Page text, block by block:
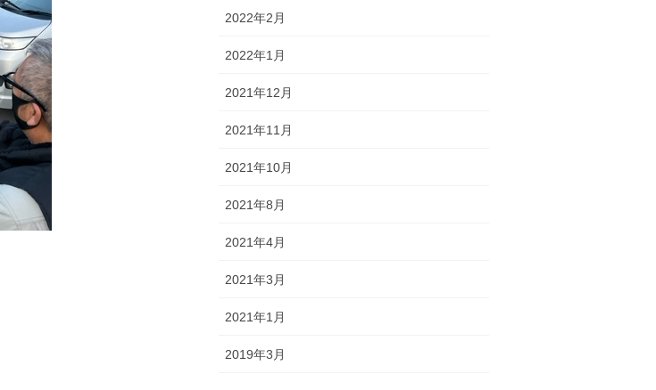
2022年2月
2022年1月
2021年12月
2021年11月
2021年10月
2021年8月
2021年4月
2021年3月
2021年1月
2019年3月